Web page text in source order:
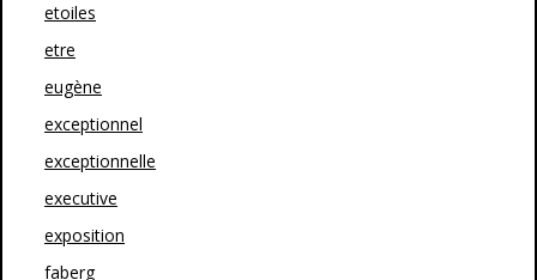
etoiles
etre
eugène
exceptionnel
exceptionnelle
executive
exposition
faberg